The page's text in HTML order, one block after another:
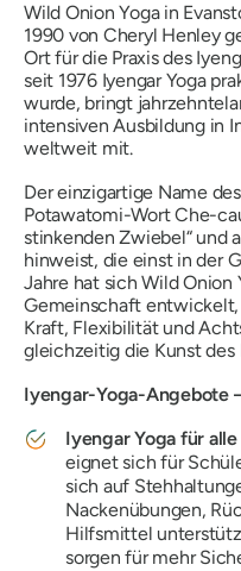
Wild Onion Yoga in
1990 von Cheryl Henley
Ort für die Praxis des
seit 1976 Iyengar Yoga
wurde, bringt
intensiven Ausbildung in
weltweit mit.
Der einzigartige Name
Potawatomi-WortChe-
stinkenden Zwiebel“und
hinweist, die einst in der
Jahre hat sich Wild
Gemeinschaft entwickelt,
Kraft, Flexibilität und
gleichzeitig die Kunst des
Iyengar-Yoga-Angebote
Iyengar Yoga für
eignet sich für
sich auf
Nackenübungen,
Hilfsmittel
sorgen für mehr